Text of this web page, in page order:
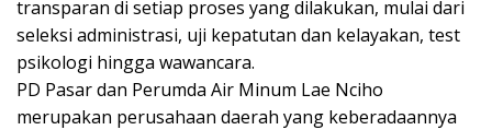
transparan di setiap proses yang dilakukan, mulai dari
seleksi administrasi, uji kepatutan dan kelayakan, test
psikologi hingga wawancara.
PD Pasar dan Perumda Air Minum Lae Nciho
merupakan perusahaan daerah yang keberadaannya